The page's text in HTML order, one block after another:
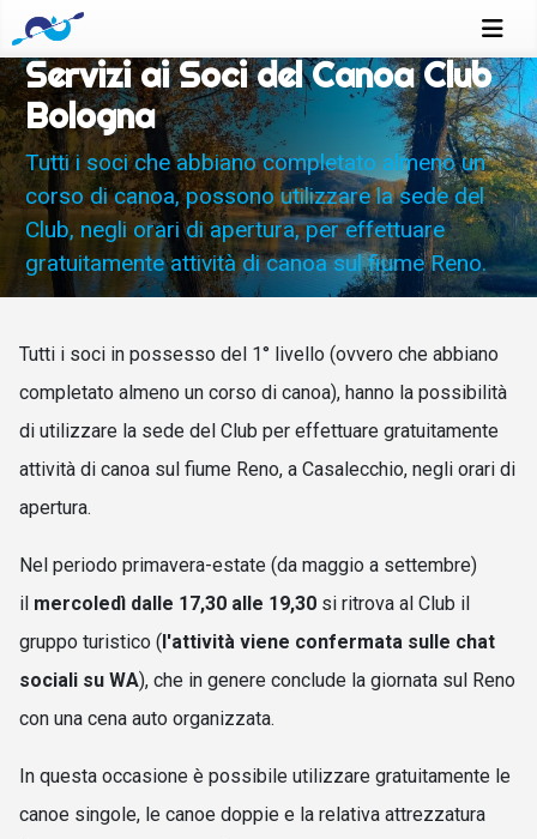
Servizi ai Soci del Canoa Club
Bologna
Tutti i soci che abbiano completato almeno un
corso di canoa, possono utilizzare la sede del
Club, negli orari di apertura, per effettuare
gratuitamente attività di canoa sul fiume Reno.
Tutti i soci in possesso del 1° livello (ovvero che abbiano
completato almeno un corso di canoa), hanno la possibilità
di utilizzare la sede del Club per effettuare gratuitamente
attività di canoa sul fiume Reno, a Casalecchio, negli orari di
apertura.
Nel periodo primavera-estate (da maggio a settembre)
il mercoledì dalle 17,30 alle 19,30 si ritrova al Club il
gruppo turistico (l'attività viene confermata sulle chat
sociali su WA), che in genere conclude la giornata sul Reno
con una cena auto organizzata.
In questa occasione è possibile utilizzare gratuitamente le
canoe singole, le canoe doppie e la relativa attrezzatura